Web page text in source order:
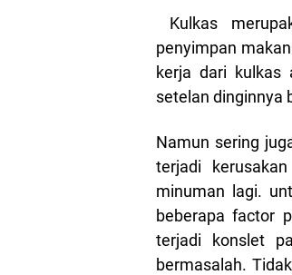
Kulkas
penyimpan
kerja dari kulkas
setelan dinginnya
Namun sering
terjadi
minuman lagi.
beberapa factor
terjadi konslet
bermasalah.